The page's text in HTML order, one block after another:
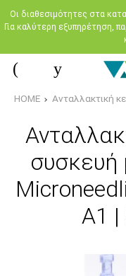
Oι διαθεσιμότητες στα
Για καλύτερη εξυπηρέτηση,
HOME Ανταλλακτική
συσκευή
A1